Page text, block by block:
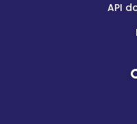
API